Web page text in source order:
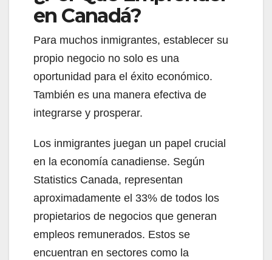
en Canadá?
Para muchos inmigrantes, establecer su
propio negocio no solo es una
oportunidad para el éxito económico.
También es una manera efectiva de
integrarse y prosperar.
Los inmigrantes juegan un papel crucial
en la economía canadiense. Según
Statistics Canada, representan
aproximadamente el 33% de todos los
propietarios de negocios que generan
empleos remunerados. Estos se
encuentran en sectores como la